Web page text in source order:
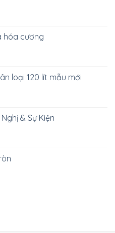
hóa cương
loại 120 lít mẫu mới
& Sự Kiện